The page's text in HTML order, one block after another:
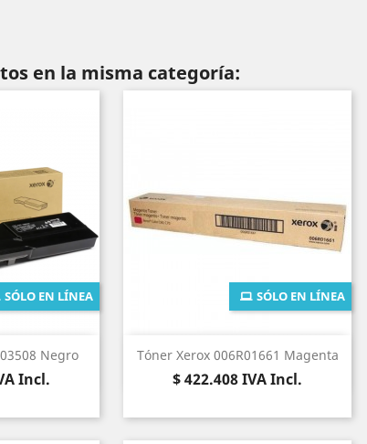
en la misma categoría:
Negro
Incl.
SÓLO EN LÍNEA
Tóner Xerox 006R01661 Magenta
Precio
$ 422.408IVA Incl.
SÓLO EN LÍNEA
Vista rápida